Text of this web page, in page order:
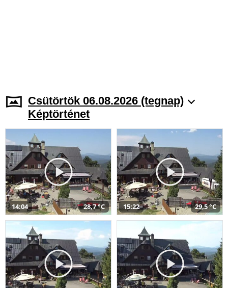
Csütörtök 06.08.2026 (tegnap)
Képtörténet
14:04 28,7 °C 15:22 29,5 °C